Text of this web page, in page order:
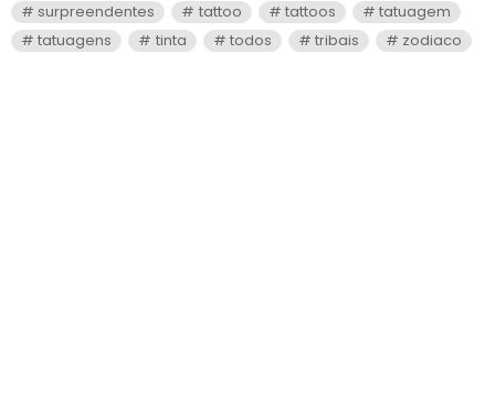
surpreendentes
tattoo tattoos
tatuagem
tatuagens
tinta todos tribais zodiaco